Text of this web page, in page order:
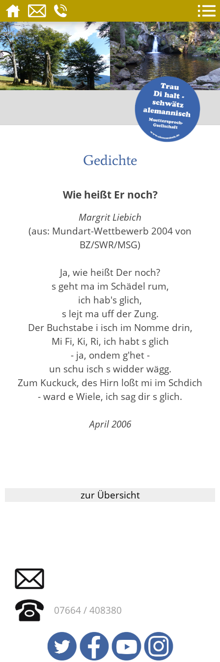
Gedichte
Wie heißt Er noch?
Margrit Liebich
(aus: Mundart-Wettbewerb 2004 von
BZ/SWR/MSG)
Ja, wie heißt Der noch?
s geht ma im Schädel rum,
ich hab's glich,
s lejt ma uff der Zung.
Der Buchstabe i isch im Nomme drin,
Mi Fi, Ki, Ri, ich habt s glich
- ja, ondem g'het -
un schu isch s widder wägg.
Zum Kuckuck, des Hirn loßt mi im Schdich
- ward e Wiele, ich sag dir s glich.
April 2006
zur Übersicht
07664 / 408380